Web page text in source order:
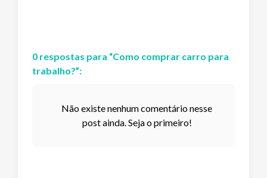
0 respostas para “Como comprar carro para
trabalho?”:
Não existe nenhum comentário nesse
post ainda. Seja o primeiro!